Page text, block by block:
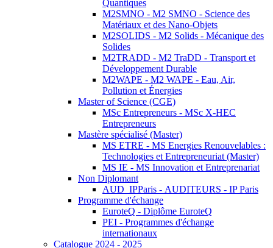
Quantiques
M2SMNO - M2 SMNO - Science des
Matériaux et des Nano-Objets
M2SOLIDS - M2 Solids - Mécanique des
Solides
M2TRADD - M2 TraDD - Transport et
Développement Durable
M2WAPE - M2 WAPE - Eau, Air,
Pollution et Énergies
Master of Science (CGE)
MSc Entrepreneurs - MSc X-HEC
Entrepreneurs
Mastère spécialisé (Master)
MS ETRE - MS Energies Renouvelables :
Technologies et Entrepreneuriat (Master)
MS IE - MS Innovation et Entreprenariat
Non Diplomant
AUD_IPParis - AUDITEURS - IP Paris
Programme d'échange
EuroteQ - Diplôme EuroteQ
PEI - Programmes d'échange
internationaux
Catalogue 2024 - 2025